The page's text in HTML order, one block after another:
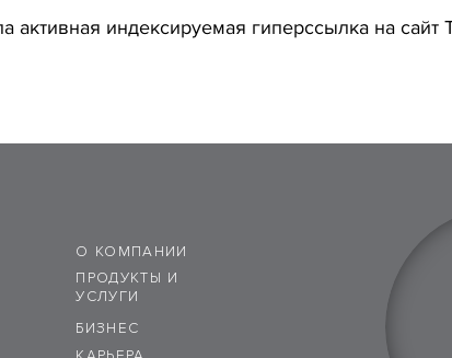
активная индексируемая гиперссылка на сайт
О КОМПАНИИ
ПРОДУКТЫ И
УСЛУГИ
БИЗНЕС